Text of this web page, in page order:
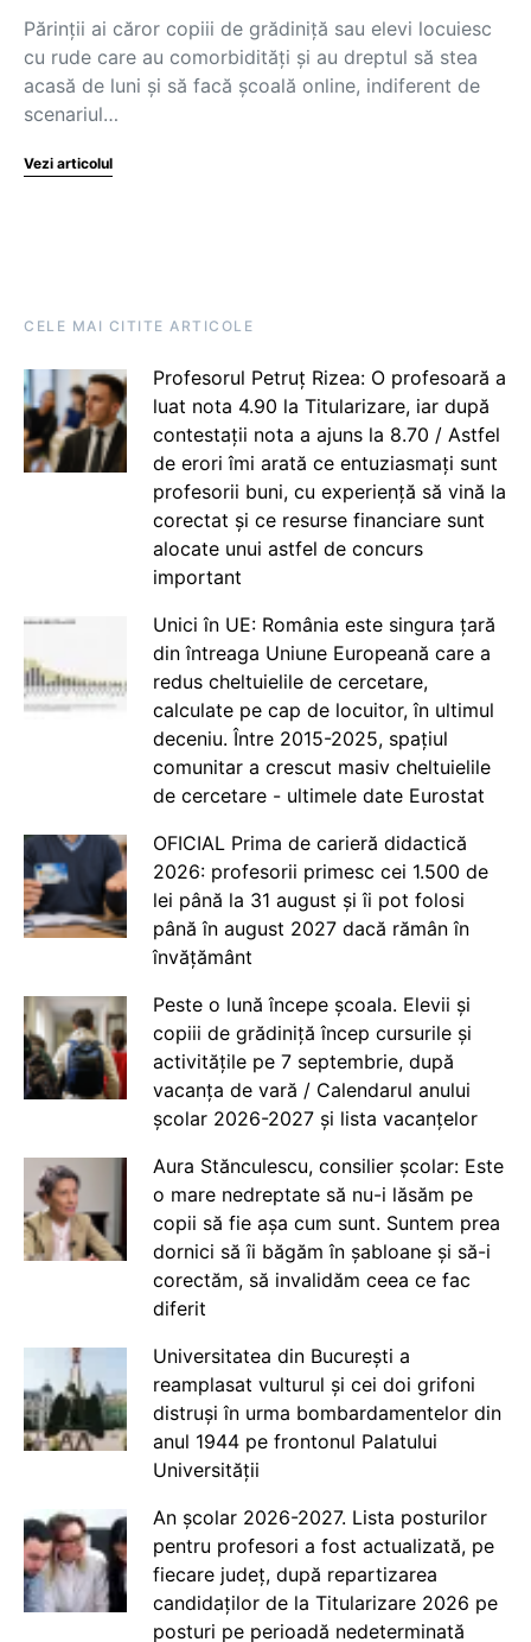
Părinții ai căror copiii de grădiniță sau elevi locuiesc
cu rude care au comorbidități și au dreptul să stea
acasă de luni și să facă școală online, indiferent de
scenariul…
Vezi articolul
CELE MAI CITITE ARTICOLE
Profesorul Petruț Rizea: O profesoară a
luat nota 4.90 la Titularizare, iar după
contestații nota a ajuns la 8.70 / Astfel
de erori îmi arată ce entuziasmați sunt
profesorii buni, cu experiență să vină la
corectat și ce resurse financiare sunt
alocate unui astfel de concurs
important
Unici în UE: România este singura țară
din întreaga Uniune Europeană care a
redus cheltuielile de cercetare,
calculate pe cap de locuitor, în ultimul
deceniu. Între 2015-2025, spațiul
comunitar a crescut masiv cheltuielile
de cercetare - ultimele date Eurostat
OFICIAL Prima de carieră didactică
2026: profesorii primesc cei 1.500 de
lei până la 31 august și îi pot folosi
până în august 2027 dacă rămân în
învățământ
Peste o lună începe școala. Elevii și
copiii de grădiniță încep cursurile și
activitățile pe 7 septembrie, după
vacanța de vară / Calendarul anului
școlar 2026-2027 și lista vacanțelor
Aura Stănculescu, consilier școlar: Este
o mare nedreptate să nu-i lăsăm pe
copii să fie așa cum sunt. Suntem prea
dornici să îi băgăm în șabloane și să-i
corectăm, să invalidăm ceea ce fac
diferit
Universitatea din București a
reamplasat vulturul și cei doi grifoni
distruși în urma bombardamentelor din
anul 1944 pe frontonul Palatului
Universității
An școlar 2026-2027. Lista posturilor
pentru profesori a fost actualizată, pe
fiecare județ, după repartizarea
candidaților de la Titularizare 2026 pe
posturi pe perioadă nedeterminată